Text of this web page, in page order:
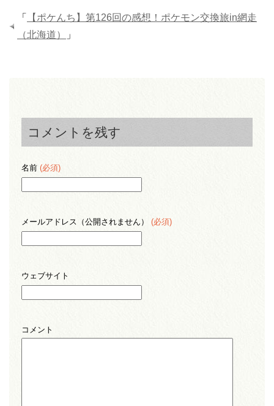
「
【ポケんち】第126回の感想！ポケモン交換旅in網走
（北海道）
」
コメントを残す
名前 (必須)
メールアドレス（公開されません） (必須)
ウェブサイト
コメント